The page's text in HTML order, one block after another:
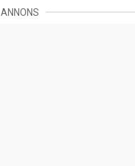
ANNONS